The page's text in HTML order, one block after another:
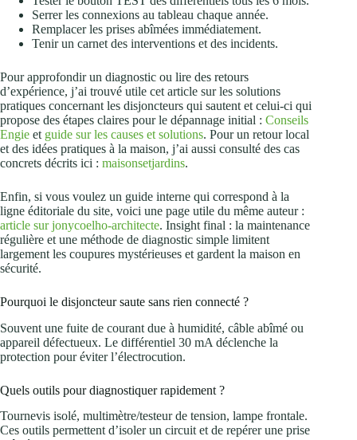
Serrer les connexions au tableau chaque année.
Remplacer les prises abîmées immédiatement.
Tenir un carnet des interventions et des incidents.
Pour approfondir un diagnostic ou lire des retours
d’expérience, j’ai trouvé utile cet article sur les solutions
pratiques concernant les disjoncteurs qui sautent et celui-ci qui
propose des étapes claires pour le dépannage initial : Conseils
Engie et guide sur les causes et solutions. Pour un retour local
et des idées pratiques à la maison, j’ai aussi consulté des cas
concrets décrits ici : maisonsetjardins.
Enfin, si vous voulez un guide interne qui correspond à la
ligne éditoriale du site, voici une page utile du même auteur :
article sur jonycoelho-architecte. Insight final : la maintenance
régulière et une méthode de diagnostic simple limitent
largement les coupures mystérieuses et gardent la maison en
sécurité.
Pourquoi le disjoncteur saute sans rien connecté ?
Souvent une fuite de courant due à humidité, câble abîmé ou
appareil défectueux. Le différentiel 30 mA déclenche la
protection pour éviter l’électrocution.
Quels outils pour diagnostiquer rapidement ?
Tournevis isolé, multimètre/testeur de tension, lampe frontale.
Ces outils permettent d’isoler un circuit et de repérer une prise